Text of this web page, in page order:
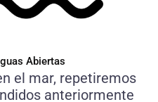
Abiertas
el mar, repetiremos
anteriormente